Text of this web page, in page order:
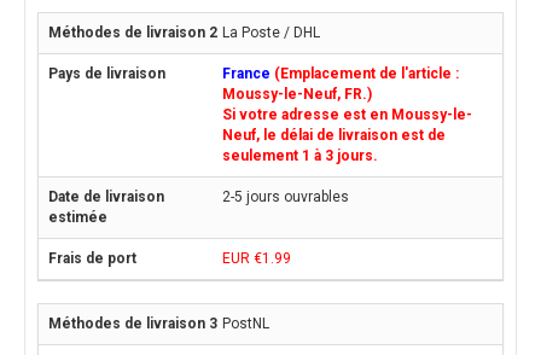
La Poste / DHL
France (Emplacement de l'article :
Moussy-le-Neuf, FR.)
Si votre adresse est en Moussy-le-
Neuf, le délai de livraison est de
seulement 1 à 3 jours.
2-5 jours ouvrables
EUR €1.99
PostNL